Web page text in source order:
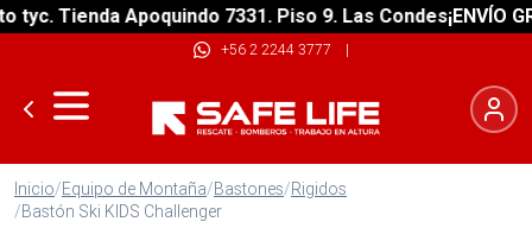
Tienda Apoquindo 7331. Piso 9. Las Condes¡ENVÍO
+56 2 2244 3777 |
Inicio/Equipo de Montaña/Bastones/Rigidos
/Bastón Ski KIDS Challenger